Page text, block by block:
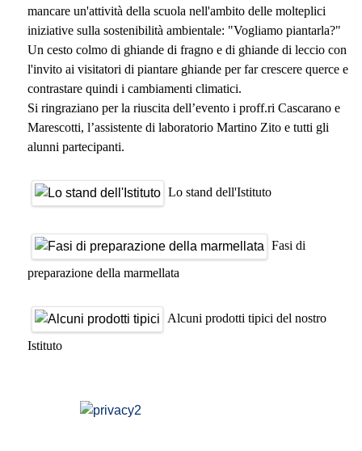
mancare un'attività della scuola nell'ambito delle molteplici
iniziative sulla sostenibilità ambientale: "Vogliamo piantarla?"
Un cesto colmo di ghiande di fragno e di ghiande di leccio con
l'invito ai visitatori di piantare ghiande per far crescere querce e
contrastare quindi i cambiamenti climatici.
Si ringraziano per la riuscita dell’evento i proff.ri Cascarano e
Marescotti, l’assistente di laboratorio Martino Zito e tutti gli
alunni partecipanti.
Lo stand dell'Istituto
Fasi di
preparazione della marmellata
Alcuni prodotti tipici del nostro
Istituto